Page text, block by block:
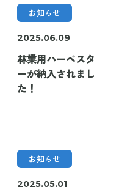
お知らせ
2025.06.09
林業用ハーベスタ
ーが納入されまし
た！
お知らせ
2025.05.01